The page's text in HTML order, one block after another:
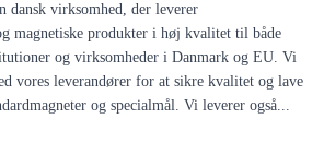
dansk virksomhed, der leverer
magnetiske produkter i høj kvalitet til både
og virksomheder i Danmark og EU. Vi
vores leverandører for at sikre kvalitet og lave
og specialmål. Vi leverer også...